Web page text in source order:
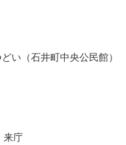
（石井町中央公民館）
庁